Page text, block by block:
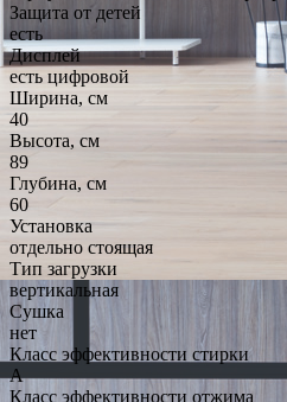
Защита от детей
есть
Дисплей
есть цифровой
Ширина, см
40
Высота, см
89
Глубина, см
60
Установка
отдельно стоящая
Тип загрузки
вертикальная
Сушка
нет
Класс эффективности стирки
A
Класс эффективности отжима